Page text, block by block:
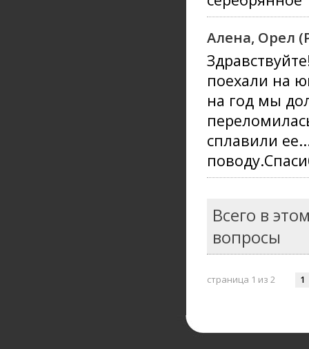
Алена, Орел
поехали на
на год мы
сплавили
Всего в
вопросы
страница 1 из 2 1